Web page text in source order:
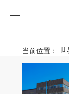
世界杯压球官
产品中心
旋弧焊机
产品视频
当前位置： 世